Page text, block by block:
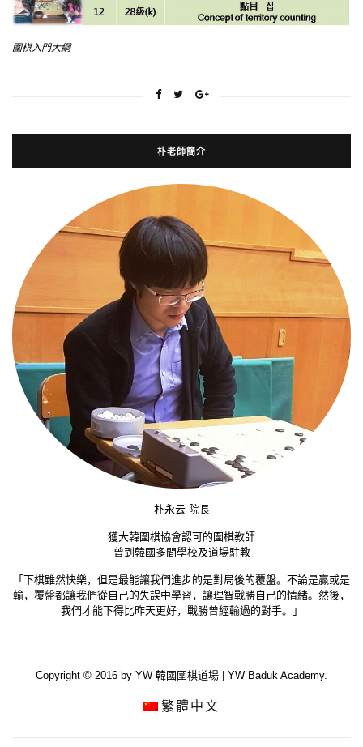
圍棋入門大綱
朴老師簡介
朴永云 院長
獲大韓圍棋協會認可的圍棋教師
曾到韓國多間學校及道場駐教
「下棋雖然快樂，但是最能讓我們進步的是對局後的覆盤。不論是贏或是
輸，覆盤都讓我們從自己的失誤中學習，讓理智戰勝自己的情緒。然後，
我們才能下得比昨天更好，戰勝曾經輸過的對手。」
Copyright © 2016 by YW 韓國圍棋道場 | YW Baduk Academy.
繁體中文